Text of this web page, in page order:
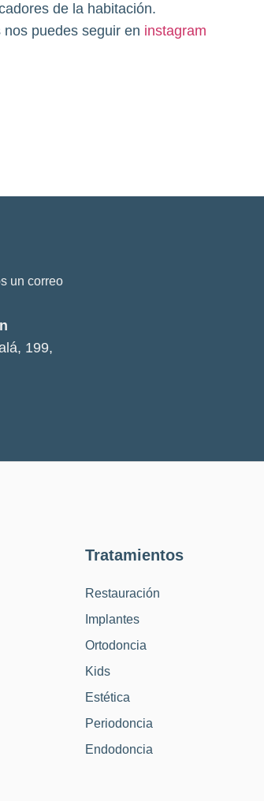
de la habitación.
puedes seguir en instagram
un correo
199,
Tratamientos
Restauración
Implantes
Ortodoncia
Kids
Estética
Periodoncia
Endodoncia